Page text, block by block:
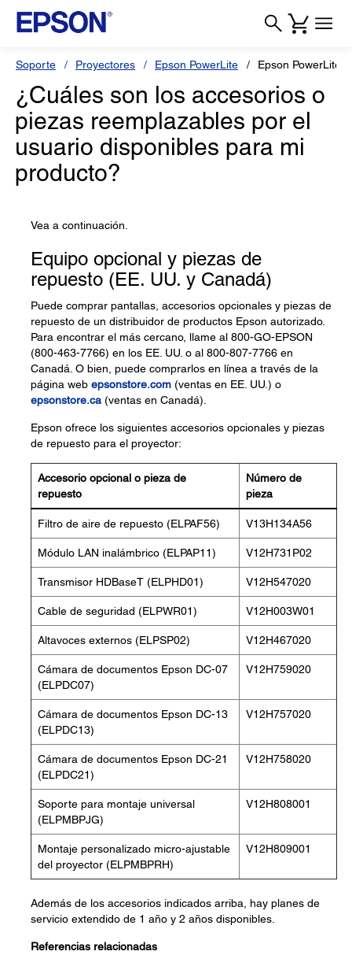
Soporte Proyectores Epson PowerLite Epson PowerLite
¿Cuáles son los accesorios o
piezas reemplazables por el
usuario disponibles para mi
producto?
Vea a continuación.
Equipo opcional y piezas de
repuesto (EE. UU. y Canadá)
Puede comprar pantallas, accesorios opcionales y piezas de
repuesto de un distribuidor de productos Epson autorizado.
Para encontrar el más cercano, llame al 800-GO-EPSON
(800-463-7766) en los EE. UU. o al 800-807-7766 en
Canadá. O bien, puede comprarlos en línea a través de la
página web epsonstore.com (ventas en EE. UU.) o
epsonstore.ca (ventas en Canadá).
Epson ofrece los siguientes accesorios opcionales y piezas
de repuesto para el proyector:
Accesorio opcional o pieza de
repuesto
Número de
pieza
Filtro de aire de repuesto (ELPAF56) V13H134A56
Módulo LAN inalámbrico (ELPAP11) V12H731P02
Transmisor HDBaseT (ELPHD01) V12H547020
Cable de seguridad (ELPWR01) V12H003W01
Altavoces externos (ELPSP02) V12H467020
Cámara de documentos Epson DC-07
(ELPDC07)
V12H759020
Cámara de documentos Epson DC-13
(ELPDC13)
V12H757020
Cámara de documentos Epson DC-21
(ELPDC21)
V12H758020
Soporte para montaje universal
(ELPMBPJG)
V12H808001
Montaje personalizado micro-ajustable
del proyector (ELPMBPRH)
V12H809001
Además de los accesorios indicados arriba, hay planes de
servicio extendido de 1 año y 2 años disponibles.
Referencias relacionadas